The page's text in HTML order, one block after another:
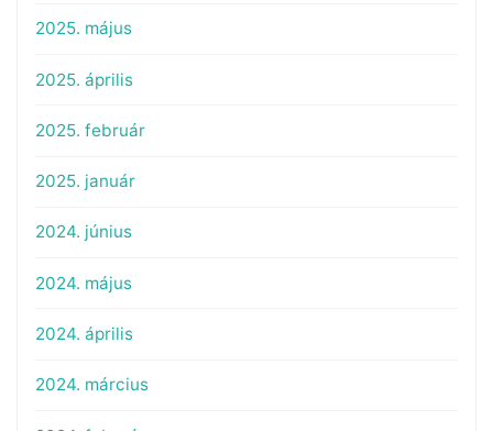
2025. május
2025. április
2025. február
2025. január
2024. június
2024. május
2024. április
2024. március